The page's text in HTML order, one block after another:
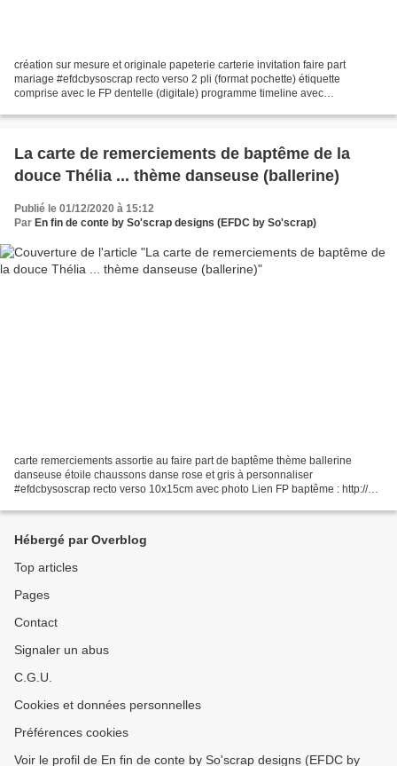
création sur mesure et originale papeterie carterie invitation faire part
mariage #efdcbysoscrap recto verso 2 pli (format pochette) étiquette
comprise avec le FP dentelle (digitale) programme timeline avec
La carte de remerciements de baptême de la
douce Thélia ... thème danseuse (ballerine)
Publié le 01/12/2020 à 15:12
Par En fin de conte by So'scrap designs (EFDC by So'scrap)
carte remerciements assortie au faire part de baptême thème ballerine
danseuse étoile chaussons danse rose et gris à personnaliser
#efdcbysoscrap recto verso 10x15cm avec photo Lien FP baptême : http://so-
danseuse-etoile-thelia.html...
Hébergé par Overblog
Top articles
Pages
Contact
Signaler un abus
C.G.U.
Cookies et données personnelles
Préférences cookies
Voir le profil de En fin de conte by So'scrap designs (EFDC by